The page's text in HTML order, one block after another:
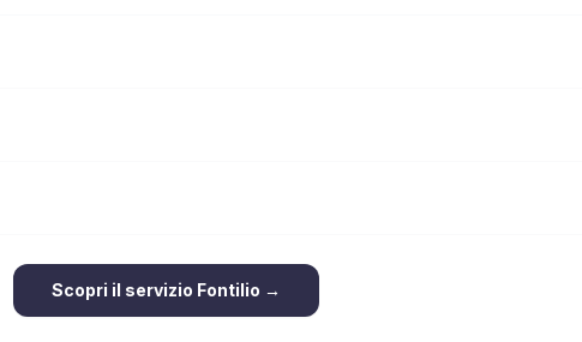
Scopri il servizio Fontilio →